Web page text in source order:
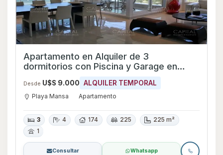
Apartamento en Alquiler de 3
dormitorios con Piscina y Garage en
Playa Mansa, Maldonado
Desde U$S 9.000 ALQUILER TEMPORAL
Playa Mansa Apartamento
3 4 174 225
225 m²
1
Consultar Whatsapp